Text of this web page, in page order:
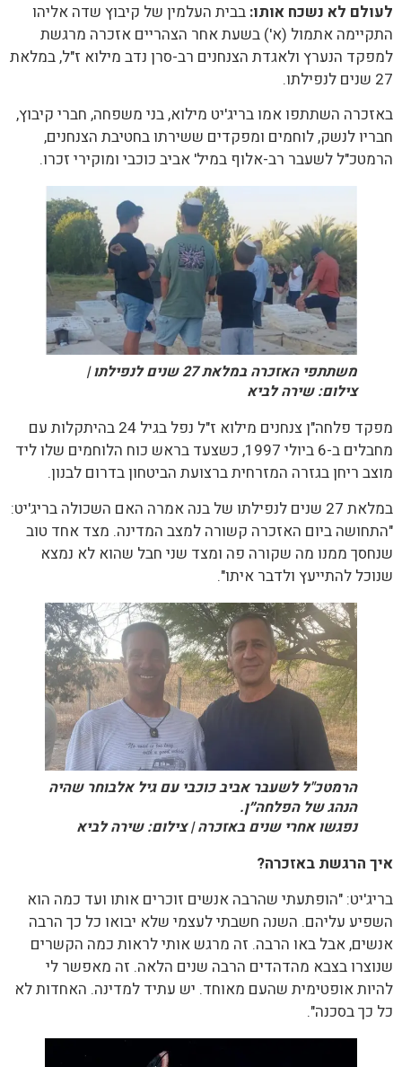
לעולם לא נשכח אותו: בבית העלמין של קיבוץ שדה אליהו
התקיימה אתמול (א') בשעת אחר הצהריים אזכרה מרגשת
למפקד הנערץ ולאגדת הצנחנים רב-סרן נדב מילוא ז"ל, במלאת
27 שנים לנפילתו.
באזכרה השתתפו אמו בריג'יט מילוא, בני משפחה, חברי קיבוץ,
חבריו לנשק, לוחמים ומפקדים ששירתו בחטיבת הצנחנים,
הרמטכ"ל לשעבר רב-אלוף במיל' אביב כוכבי ומוקירי זכרו.
משתתפי האזכרה במלאת 27 שנים לנפילתו |
צילום: שירה לביא
מפקד פלחה"ן צנחנים מילוא ז"ל נפל בגיל 24 בהיתקלות עם
מחבלים ב-6 ביולי 1997, כשצעד בראש כוח הלוחמים שלו ליד
מוצב ריחן בגזרה המזרחית ברצועת הביטחון בדרום לבנון.
במלאת 27 שנים לנפילתו של בנה אמרה האם השכולה בריג'יט:
"התחושה ביום האזכרה קשורה למצב המדינה. מצד אחד טוב
שנחסך ממנו מה שקורה פה ומצד שני חבל שהוא לא נמצא
שנוכל להתייעץ ולדבר איתו".
הרמטכ"ל לשעבר אביב כוכבי עם גיל אלבוחר שהיה
הנהג של הפלחה״ן.
נפגשו אחרי שנים באזכרה | צילום: שירה לביא
איך הרגשת באזכרה?
בריג'יט: "הופתעתי שהרבה אנשים זוכרים אותו ועד כמה הוא
השפיע עליהם. השנה חשבתי לעצמי שלא יבואו כל כך הרבה
אנשים, אבל באו הרבה. זה מרגש אותי לראות כמה הקשרים
שנוצרו בצבא מהדהדים הרבה שנים הלאה. זה מאפשר לי
להיות אופטימית שהעם מאוחד. יש עתיד למדינה. האחדות לא
כל כך בסכנה".